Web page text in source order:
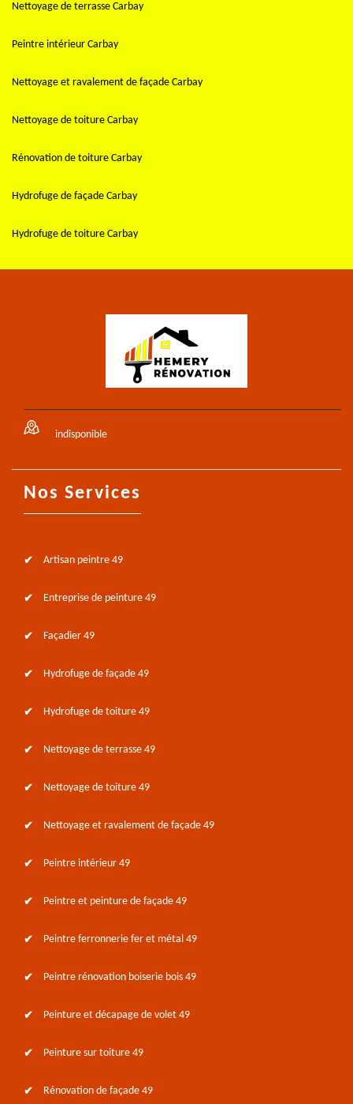
Nettoyage de terrasse Carbay
Peintre intérieur Carbay
Nettoyage et ravalement de façade Carbay
Nettoyage de toiture Carbay
Rénovation de toiture Carbay
Hydrofuge de façade Carbay
Hydrofuge de toiture Carbay
indisponible
Nos Services
Artisan peintre 49
Entreprise de peinture 49
Façadier 49
Hydrofuge de façade 49
Hydrofuge de toiture 49
Nettoyage de terrasse 49
Nettoyage de toiture 49
Nettoyage et ravalement de façade 49
Peintre intérieur 49
Peintre et peinture de façade 49
Peintre ferronnerie fer et métal 49
Peintre rénovation boiserie bois 49
Peinture et décapage de volet 49
Peinture sur toiture 49
Rénovation de façade 49